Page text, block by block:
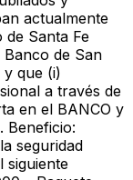
actualmente
Santa Fe
de San
que (i)
a través de
en el BANCO y
Beneficio:
seguridad
siguiente